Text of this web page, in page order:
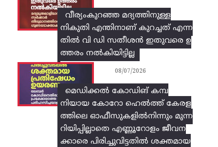
വീര്യംകുറഞ്ഞ മദ്യത്തിനുള്ള
നികുതി എന്തിനാണ് കുറച്ചത് എന്ന
തിൽ വി ഡി സതീശൻ ഇതുവരെ ഉ
ത്തരം നൽകിയിട്ടില്ല
മെഡിക്കൽ കോഡിങ് കമ്പ
നിയായ കോറോ ഹെൽത്ത് കേരള
ത്തിലെ ഓഫീസുകളിൽനിന്നും മുന്ന
റിയിപ്പില്ലാതെ എണ്ണൂറോളം ജീവന
ക്കാരെ പിരിച്ചുവിട്ടതിൽ‌ ശക്തമായ
08/07/2026